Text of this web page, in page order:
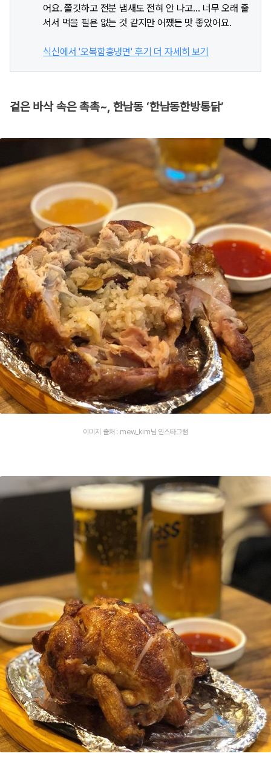
어요. 쫄깃하고 전분 냄새도 전혀 안 나고... 너무 오래 줄
서서 먹을 필욘 없는 것 같지만 어쨌든 맛 좋았어요.
식신에서 '오복함흥냉면' 후기 더 자세히 보기
겉은 바삭 속은 촉촉~, 한남동 ‘한남동한방통닭’
이미지 출처 : mew_kim님 인스타그램